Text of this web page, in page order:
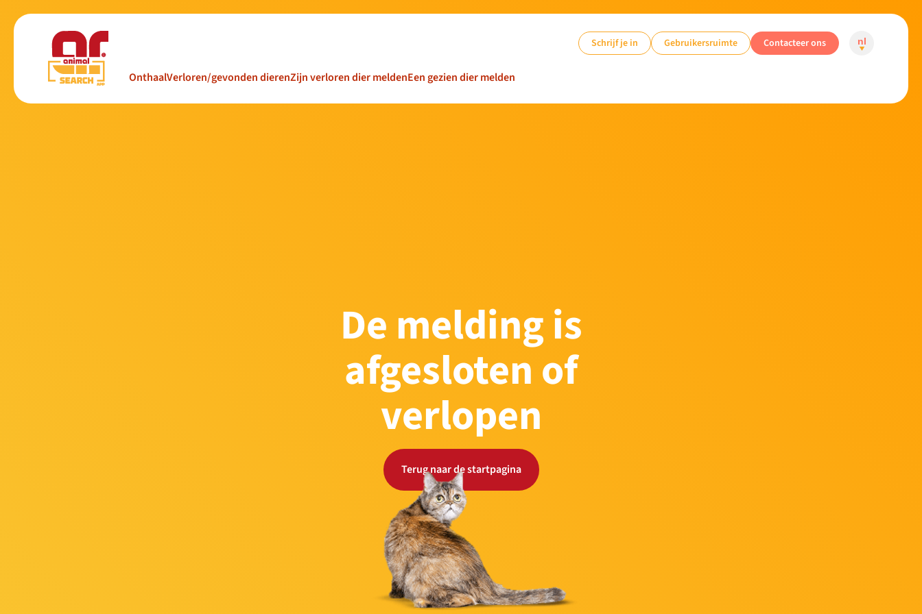
OnthaalVerloren/gevonden dierenZijn verloren dier meldenEen gezien dier melden
Schrijf je in Gebruikersruimte Contacteer ons nl
De melding is
afgesloten of
verlopen
Terug naar de startpagina